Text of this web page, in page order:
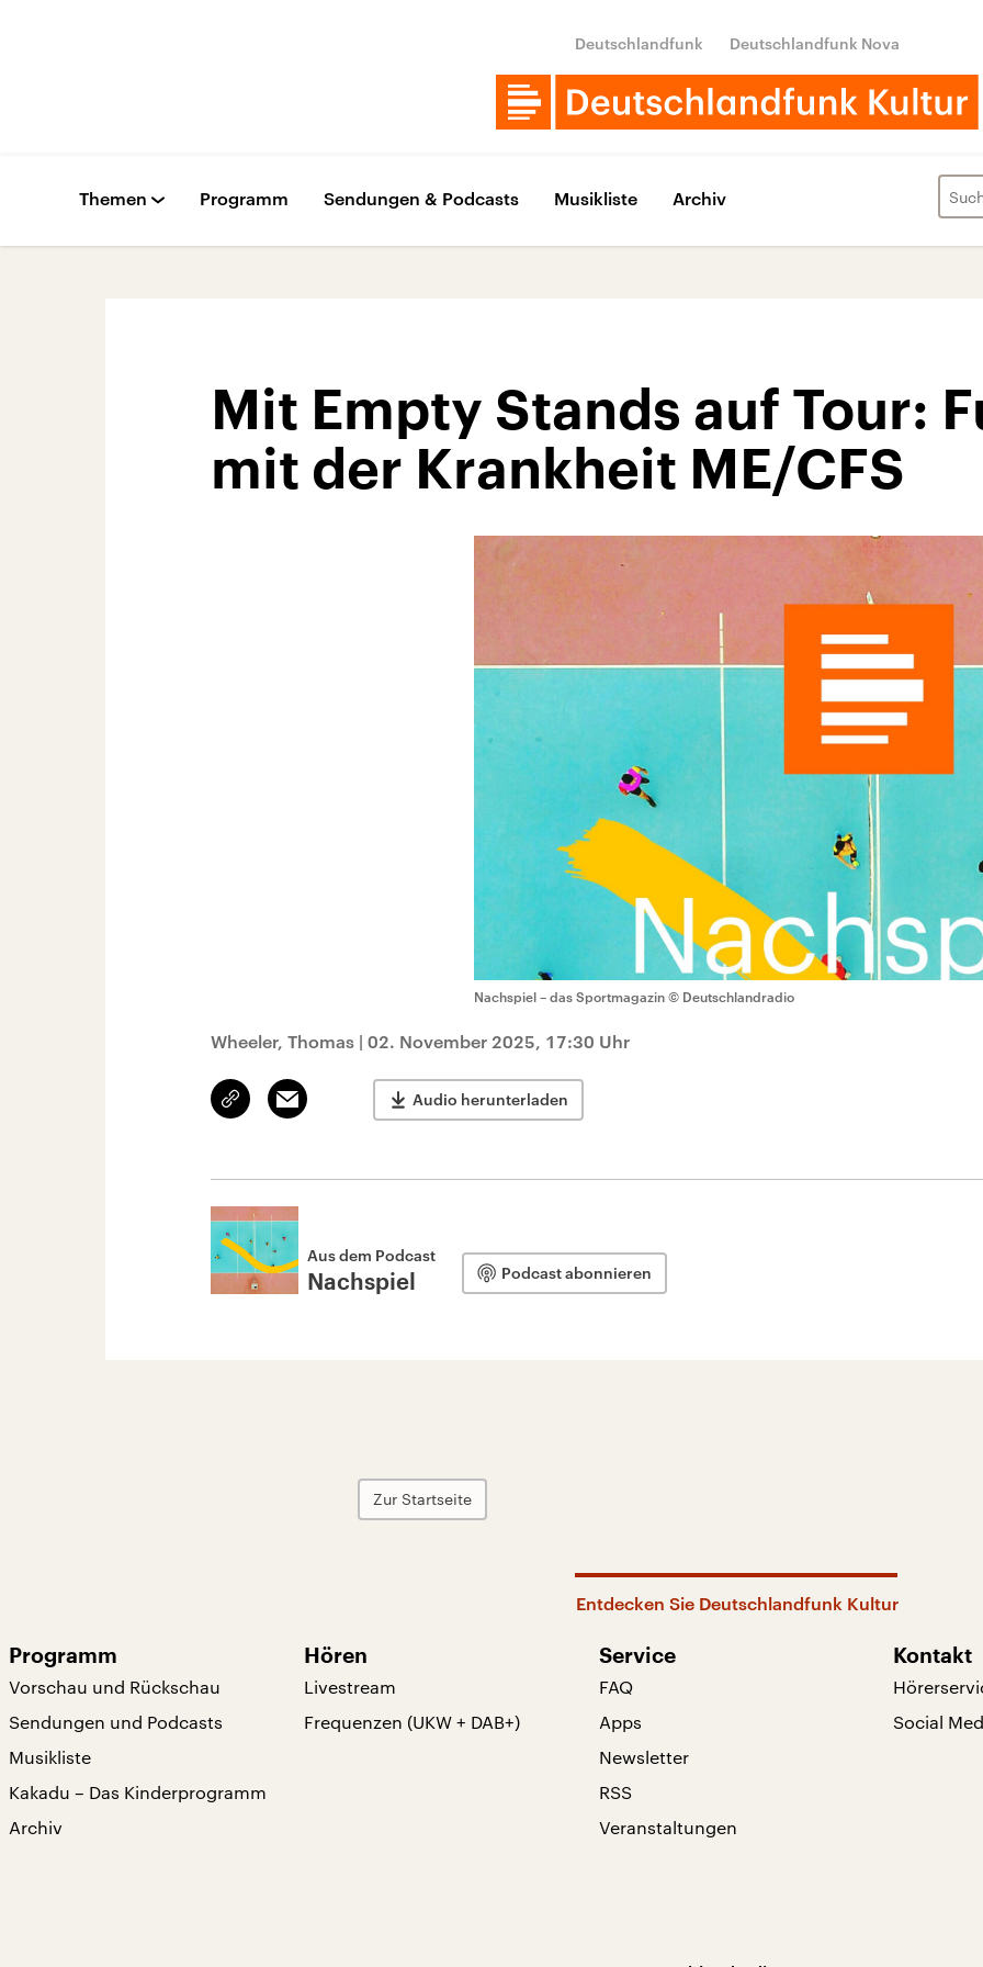
Deutschlandfunk Deutschlandfunk Nova
Themen Programm Sendungen & Podcasts Musikliste Archiv
Mit Empty Stands auf Tour:
mit der Krankheit ME/CFS
Nachspiel – das Sportmagazin © Deutschlandradio
Wheeler, Thomas | 02. November 2025, 17:30 Uhr
Link
kopieren/teilen
Email Audio herunterladen
Aus dem Podcast
Nachspiel Podcast abonnieren
Zur Startseite
Entdecken Sie Deutschlandfunk Kultur
Programm
Vorschau und Rückschau
Sendungen und Podcasts
Musikliste
Kakadu – Das Kinderprogramm
Archiv
Hören
Livestream
Frequenzen (UKW + DAB+)
Service
FAQ
Apps
Newsletter
RSS
Veranstaltungen
Kontakt
Social